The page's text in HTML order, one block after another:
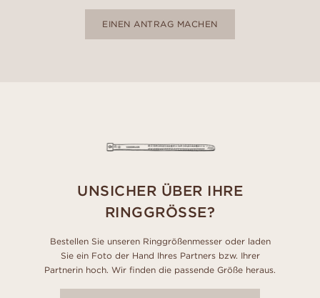
EINEN ANTRAG MACHEN
UNSICHER ÜBER IHRE
RINGGRÖSSE?
Bestellen Sie unseren Ringgrößenmesser oder laden
Sie ein Foto der Hand Ihres Partners bzw. Ihrer
Partnerin hoch. Wir finden die passende Größe heraus.